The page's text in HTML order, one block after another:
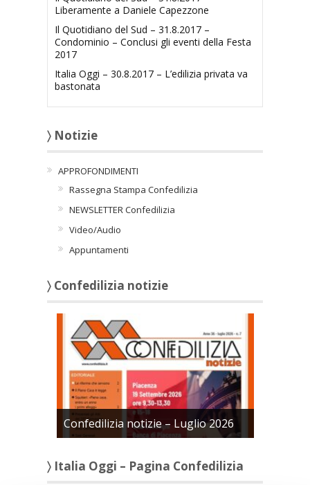
Liberamente a Daniele Capezzone
Il Quotidiano del Sud – 31.8.2017 –
Condominio – Conclusi gli eventi della Festa
2017
Italia Oggi – 30.8.2017 – L’edilizia privata va
bastonata
〉 Notizie
APPROFONDIMENTI
Rassegna Stampa Confedilizia
NEWSLETTER Confedilizia
Video/Audio
Appuntamenti
〉 Confedilizia notizie
Confedilizia notizie – Luglio 2026
〉 Italia Oggi – Pagina Confedilizia